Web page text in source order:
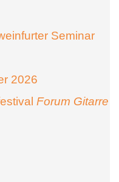
Seminar
2026
Forum Gitarre